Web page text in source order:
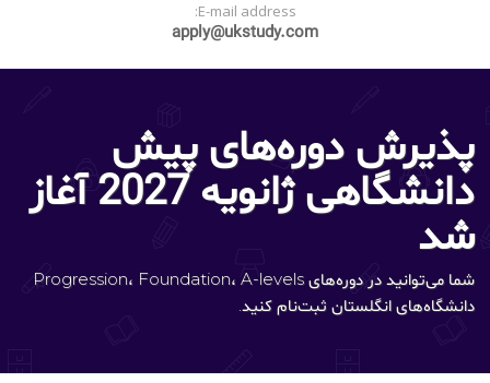
E-mail address:
apply@ukstudy.com
پذیرش دوره‌های پیش
دانشگاهی ژانویه 2027 آغاز
شد
شما می‌توانید در دوره‌های Progression، Foundation، A-levels
دانشگاه‌های انگلستان ثبت‌نام کنید.